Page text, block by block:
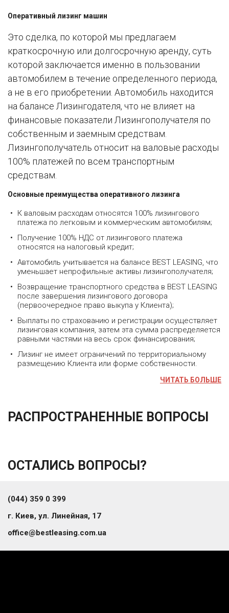
Оперативный лизинг машин
Это сделка, по которой мы предлагаем
краткосрочную или долгосрочную аренду, суть
которой заключается именно в пользовании
автомобилем в течение определенного периода,
а не в его приобретении. Автомобиль находится
на балансе Лизингодателя, что не влияет на
финансовые показатели Лизингополучателя по
собственным и заемным средствам.
Лизингополучатель относит на валовые расходы
100% платежей по всем транспортным
средствам.
Основные преимущества оперативного лизинга
К валовым расходам относятся 100% лизингового
платежа по легковым и коммерческим автомобилям;
Получение 100% НДС от лизингового платежа
относятся на налоговый кредит;
Автомобиль учитывается на балансе BEST LEASING, что
уменьшает непрофильные активы лизингополучателя;
Возвращение транспортного средства в BEST LEASING
после завершения лизингового договора
(первоочередное право выкупа у Клиента);
Выплаты по страхованию и регистрации осуществляет
лизинговая компания, затем эта сумма распределяется
равными частями на весь срок финансирования;
Лизинг не имеет ограничений по территориальному
размещению Клиента или форме собственности.
ЧИТАТЬ БОЛЬШЕ
РАСПРОСТРАНЕННЫЕ ВОПРОСЫ
ОСТАЛИСЬ ВОПРОСЫ?
(044) 359 0 399
г. Киев, ул. Линейная, 17
office@bestleasing.com.ua